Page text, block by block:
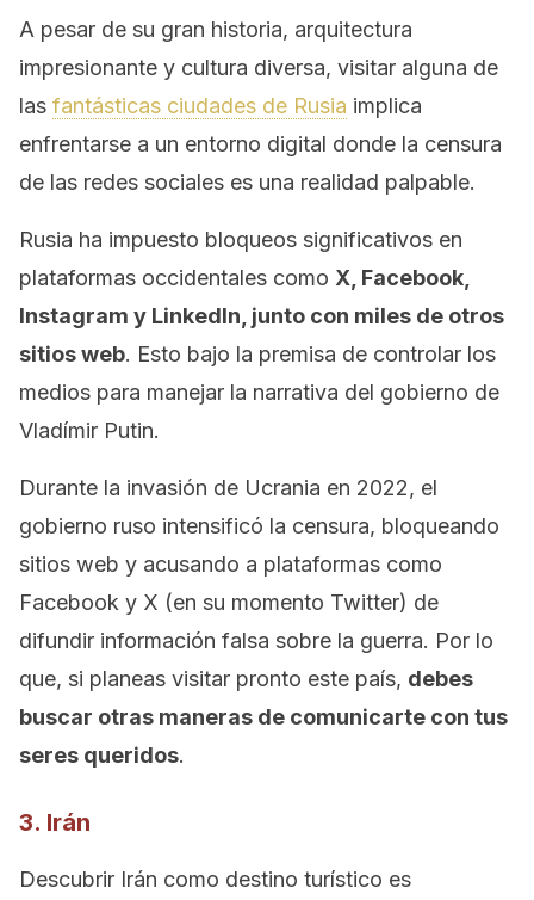
A pesar de su gran historia, arquitectura
impresionante y cultura diversa, visitar alguna de
las fantásticas ciudades de Rusia implica
enfrentarse a un entorno digital donde la censura
de las redes sociales es una realidad palpable.
Rusia ha impuesto bloqueos significativos en
plataformas occidentales como X, Facebook,
Instagram y LinkedIn, junto con miles de otros
sitios web. Esto bajo la premisa de controlar los
medios para manejar la narrativa del gobierno de
Vladímir Putin.
Durante la invasión de Ucrania en 2022, el
gobierno ruso intensificó la censura, bloqueando
sitios web y acusando a plataformas como
Facebook y X (en su momento Twitter) de
difundir información falsa sobre la guerra. Por lo
que, si planeas visitar pronto este país, debes
buscar otras maneras de comunicarte con tus
seres queridos.
3. Irán
Descubrir Irán como destino turístico es